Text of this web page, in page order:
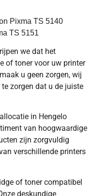
Pixma TS 5140
TS 5151
we dat het
of toner voor uw printer
u geen zorgen, wij
zorgen dat u de juiste
in Hengelo
van hoogwaardige
zijn zorgvuldig
verschillende printers
of toner compatibel
deskundige